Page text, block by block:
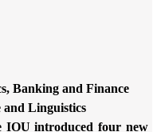
Banking and Finance
and Linguistics
IOU introduced four new